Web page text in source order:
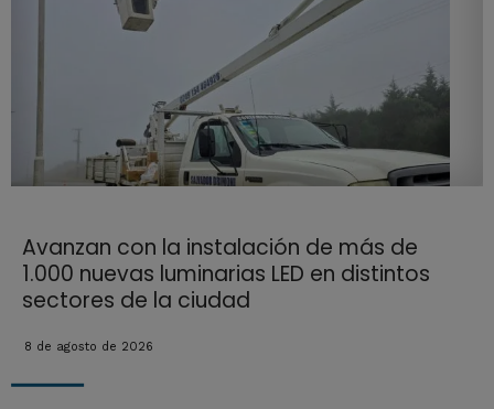
Avanzan con la instalación de más de
1.000 nuevas luminarias LED en distintos
sectores de la ciudad
8 de agosto de 2026